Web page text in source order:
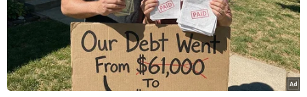
bố trí vốn cho các nhiệm vụ ưu tiên bao gồm các
dự án thuộc Chương trình hành động của Ban
Chấp hành Trung ương, các dự án cao tốc khởi
công mới bảo đảm mục tiêu 5.000km đến năm
2030.